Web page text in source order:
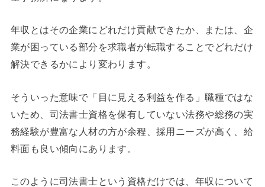
年収とはその企業にどれだけ貢献できたか、または、企
業が困っている部分を求職者が転職することでどれだけ
解決できるかにより変わります。
そういった意味で「目に見える利益を作る」職種ではな
いため、司法書士資格を保有していない法務や総務の実
務経験が豊富な人材の方が余程、採用ニーズが高く、給
料面も良い傾向にあります。
このように司法書士という資格だけでは、年収について